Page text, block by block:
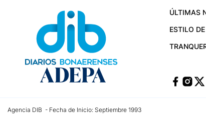
ÚLTIMAS
ESTILO
Agencia DIB - Fecha de Inicio: Septiembre 1993